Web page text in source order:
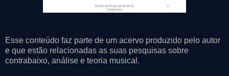
Esse conteúdo faz parte de um acervo produzido pelo autor
e que estão relacionadas as suas pesquisas sobre
contrabaixo, análise e teoria musical.